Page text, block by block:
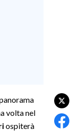
volta nel
ospiterà